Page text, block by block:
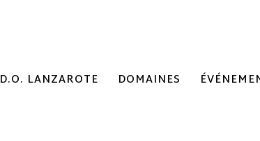
D.O. LANZAROTE DOMAINES